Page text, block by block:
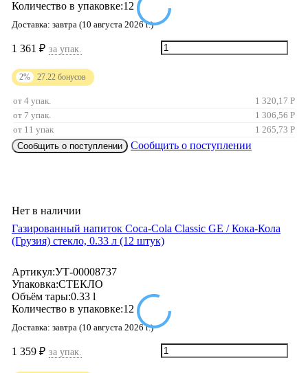
Количество в упаковке:12
Доставка: завтра (10 августа 2026 г.)
1 361 ₽ за упак.
2% 27.22 бонусов
от 4 упак. 1 320,17 Р
от 7 упак.
1 306,56 Р
от 11 упак
1 265,73 Р
Сообщить о поступлении
Сообщить о поступлении
Нет в наличии
Газированный напиток Coca-Cola Classic GE / Кока-Кола
(Грузия) стекло, 0.33 л (12 штук)
Артикул:УТ-00008737
Упаковка:СТЕКЛО
Объём тары:0.33 l
Количество в упаковке:12
Доставка: завтра (10 августа 2026 г.)
1 359 ₽ за упак.